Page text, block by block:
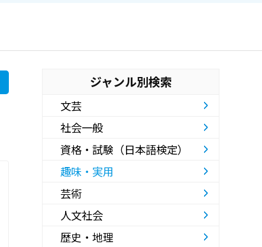
ジャンル別検索
文芸
社会一般
資格・試験（日本語検定）
趣味・実用
芸術
人文社会
歴史・地理